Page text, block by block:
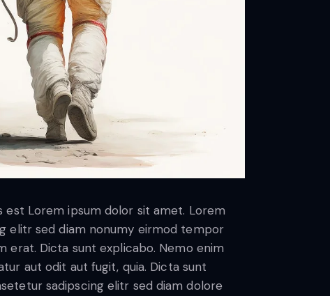
Lorem ipsum dolor sit amet. Lorem
elitr sed diam nonumy eirmod tempor
erat. Dicta sunt explicabo. Nemo enim
aut odit aut fugit, quia. Dicta sunt
sadipscing elitr sed diam dolore